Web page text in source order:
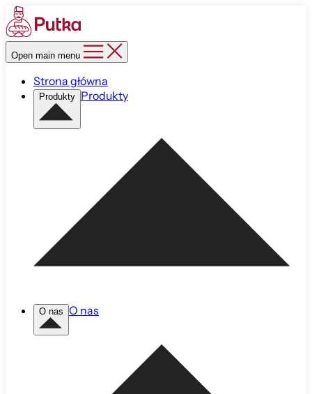
Open main menu
Strona główna
Produkty Produkty
O nas O nas